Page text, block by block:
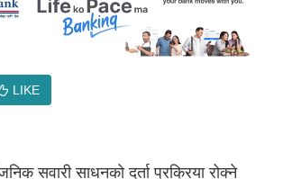
LIKE
सवारी साधनको दर्ता प्रक्रिया रोक्ने